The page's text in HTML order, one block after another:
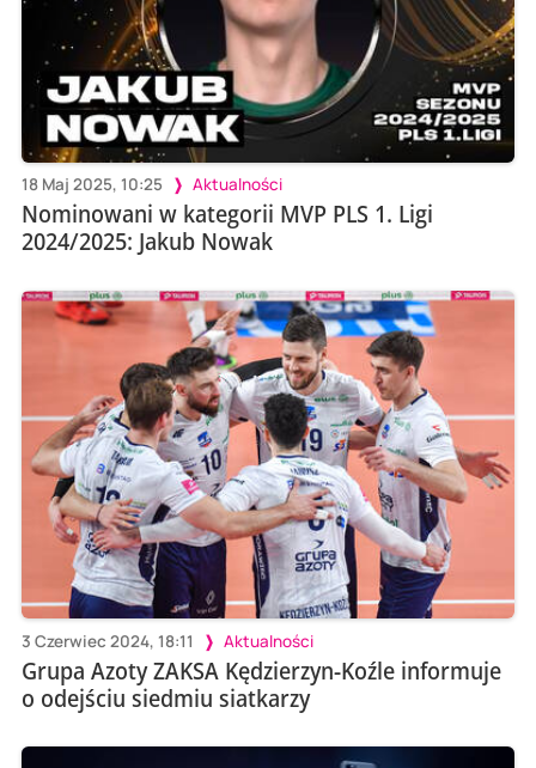
18 Maj 2025, 10:25 Aktualności
Nominowani w kategorii MVP PLS 1. Ligi
2024/2025: Jakub Nowak
3 Czerwiec 2024, 18:11 Aktualności
Grupa Azoty ZAKSA Kędzierzyn-Koźle informuje
o odejściu siedmiu siatkarzy